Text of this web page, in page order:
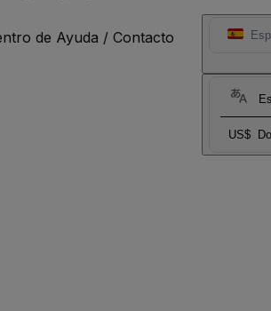
US$
de Ayuda / Contacto